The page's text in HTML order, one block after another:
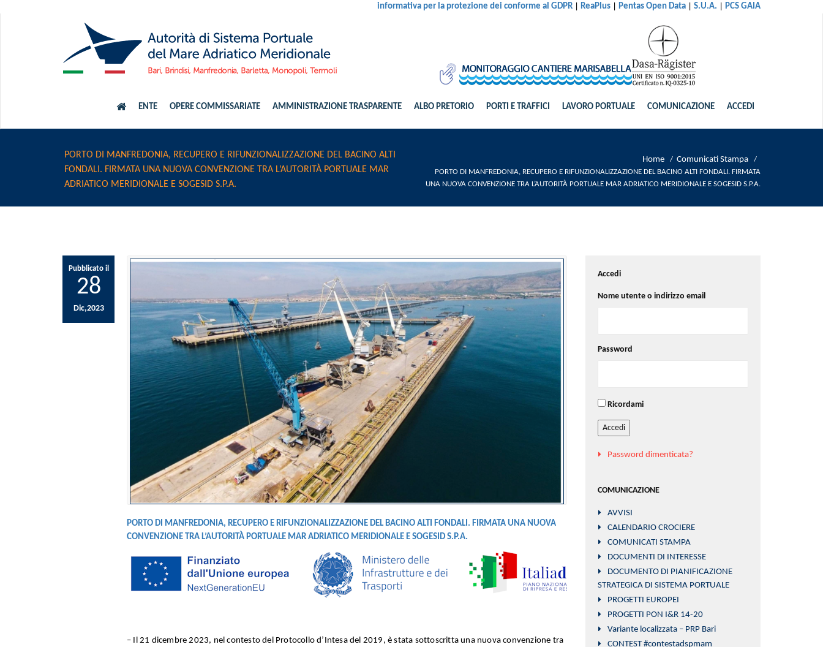
informativa per la protezione dei conforme al GDPR | ReaPlus | Pentas Open Data | S.U.A. | PCS GAIA
ENTE OPERE COMMISSARIATE AMMINISTRAZIONE TRASPARENTE ALBO PRETORIO PORTI E TRAFFICI LAVORO PORTUALE COMUNICAZIONE ACCEDI
PORTO DI MANFREDONIA, RECUPERO E RIFUNZIONALIZZAZIONE DEL BACINO ALTI
FONDALI. FIRMATA UNA NUOVA CONVENZIONE TRA L’AUTORITÀ PORTUALE MAR
ADRIATICO MERIDIONALE E SOGESID S.P.A.
Home / Comunicati Stampa /
PORTO DI MANFREDONIA, RECUPERO E RIFUNZIONALIZZAZIONE DEL BACINO ALTI FONDALI. FIRMATA
UNA NUOVA CONVENZIONE TRA L’AUTORITÀ PORTUALE MAR ADRIATICO MERIDIONALE E SOGESID S.P.A.
Pubblicato il
28
Dic,2023
PORTO DI MANFREDONIA, RECUPERO E RIFUNZIONALIZZAZIONE DEL BACINO ALTI FONDALI. FIRMATA UNA NUOVA
CONVENZIONE TRA L’AUTORITÀ PORTUALE MAR ADRIATICO MERIDIONALE E SOGESID S.P.A.
– Il 21 dicembre 2023, nel contesto del Protocollo d’Intesa del 2019, è stata sottoscritta una nuova convenzione tra
Accedi
Nome utente o indirizzo email
Password
Ricordami
Accedi
Password dimenticata?
COMUNICAZIONE
AVVISI
CALENDARIO CROCIERE
COMUNICATI STAMPA
DOCUMENTI DI INTERESSE
DOCUMENTO DI PIANIFICAZIONE
STRATEGICA DI SISTEMA PORTUALE
PROGETTI EUROPEI
PROGETTI PON I&R 14-20
Variante localizzata – PRP Bari
CONTEST #contestadspmam